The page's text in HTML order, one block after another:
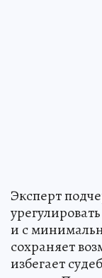
Эксперт
и с
сохраняет